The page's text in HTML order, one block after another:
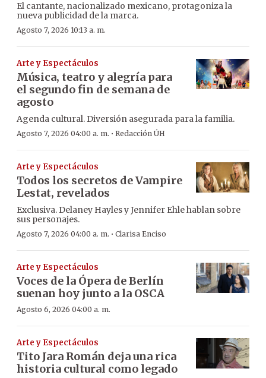
El cantante, nacionalizado mexicano, protagoniza la
nueva publicidad de la marca.
Agosto 7, 2026 10:13 a. m.
Arte y Espectáculos
Música, teatro y alegría para
el segundo fin de semana de
agosto
Agenda cultural. Diversión asegurada para la familia.
Agosto 7, 2026 04:00 a. m. · Redacción ÚH
Arte y Espectáculos
Todos los secretos de Vampire
Lestat, revelados
Exclusiva. Delaney Hayles y Jennifer Ehle hablan sobre
sus personajes.
Agosto 7, 2026 04:00 a. m. · Clarisa Enciso
Arte y Espectáculos
Voces de la Ópera de Berlín
suenan hoy junto a la OSCA
Agosto 6, 2026 04:00 a. m.
Arte y Espectáculos
Tito Jara Román deja una rica
historia cultural como legado